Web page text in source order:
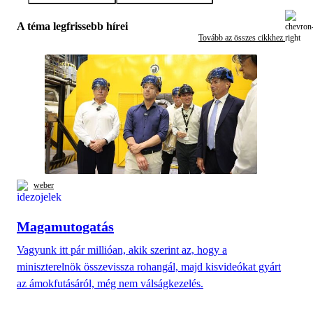
A téma legfrissebb hírei
Tovább az összes cikkhez
weber
Magamutogatás
Vagyunk itt pár millióan, akik szerint az, hogy a
miniszterelnök összevissza rohangál, majd kisvideókat gyárt
az ámokfutásáról, még nem válságkezelés.